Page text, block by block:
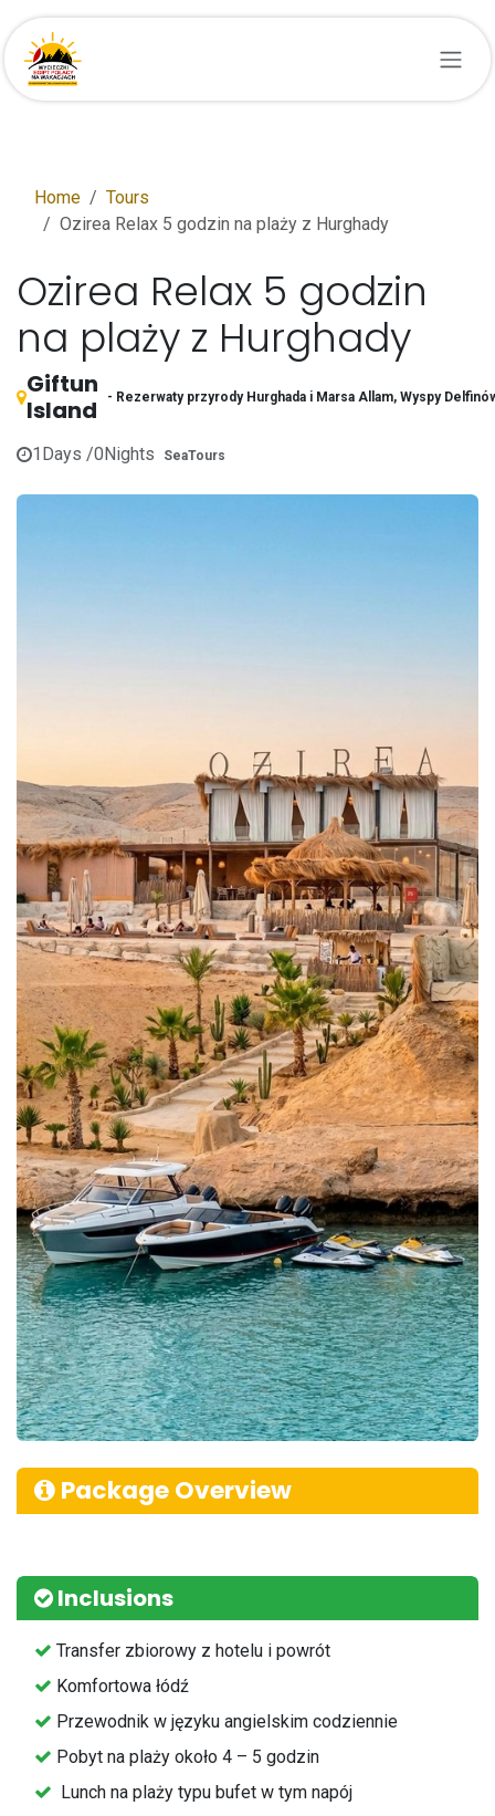
Przejdź do zawartości
Home
Tours
Ozirea Relax 5 godzin na plaży z Hurghady
Ozirea Relax 5 godzin
na plaży z Hurghady
Giftun
Island
- Rezerwaty przyrody Hurghada i Marsa Allam, Wyspy
1Days /0Nights SeaTours
Package Overview
Inclusions
Transfer zbiorowy z hotelu i powrót
⁠Komfortowa łódź
Przewodnik w języku angielskim codziennie
⁠Pobyt na plaży około 4 – 5 godzin
⁠ ⁠Lunch na plaży typu bufet w tym napój